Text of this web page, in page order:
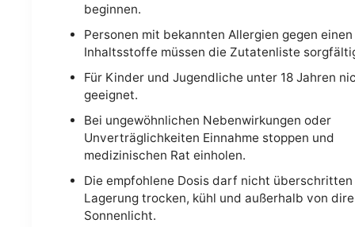
beginnen.
Personen mit bekannten Allergien gegen
Inhaltsstoffe müssen die Zutatenliste
Für Kinder und Jugendliche unter 18 Jahren
geeignet.
Bei ungewöhnlichen Nebenwirkungen oder
Unverträglichkeiten Einnahme stoppen und
medizinischen Rat einholen.
Die empfohlene Dosis darf nicht
Lagerung trocken, kühl und außerhalb von
Sonnenlicht.